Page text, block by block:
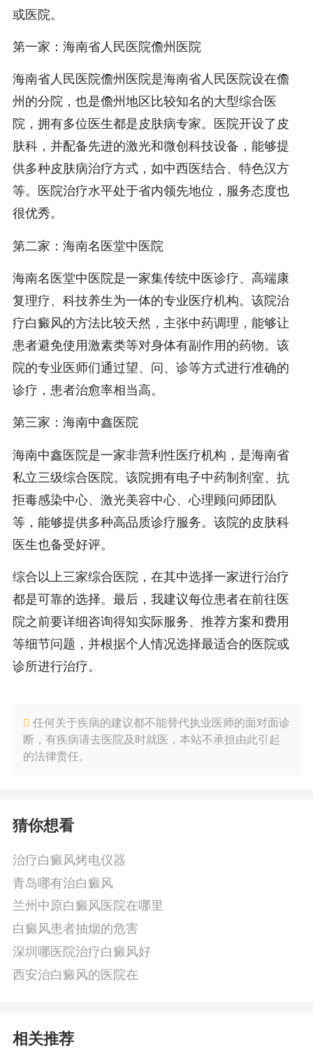
或医院。
第一家：海南省人民医院儋州医院
海南省人民医院儋州医院是海南省人民医院设在儋
州的分院，也是儋州地区比较知名的大型综合医
院，拥有多位医生都是皮肤病专家。医院开设了皮
肤科，并配备先进的激光和微创科技设备，能够提
供多种皮肤病治疗方式，如中西医结合、特色汉方
等。医院治疗水平处于省内领先地位，服务态度也
很优秀。
第二家：海南名医堂中医院
海南名医堂中医院是一家集传统中医诊疗、高端康
复理疗、科技养生为一体的专业医疗机构。该院治
疗白癜风的方法比较天然，主张中药调理，能够让
患者避免使用激素类等对身体有副作用的药物。该
院的专业医师们通过望、问、诊等方式进行准确的
诊疗，患者治愈率相当高。
第三家：海南中鑫医院
海南中鑫医院是一家非营利性医疗机构，是海南省
私立三级综合医院。该院拥有电子中药制剂室、抗
拒毒感染中心、激光美容中心、心理顾问师团队
等，能够提供多种高品质诊疗服务。该院的皮肤科
医生也备受好评。
综合以上三家综合医院，在其中选择一家进行治疗
都是可靠的选择。最后，我建议每位患者在前往医
院之前要详细咨询得知实际服务、推荐方案和费用
等细节问题，并根据个人情况选择最适合的医院或
诊所进行治疗。
任何关于疾病的建议都不能替代执业医师的面对面诊
断，有疾病请去医院及时就医，本站不承担由此引起
的法律责任。
猜你想看
治疗白癜风烤电仪器
青岛哪有治白癜风
兰州中原白癜风医院在哪里
白癜风患者抽烟的危害
深圳哪医院治疗白癜风好
西安治白癜风的医院在
相关推荐